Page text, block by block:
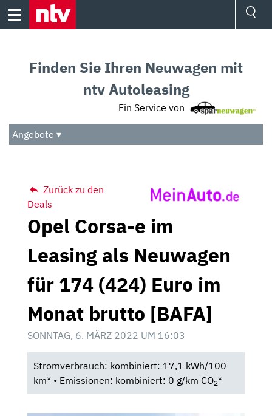
Skip
Audio
Das Beste
Finden Sie Ihren Neuwagen mit
ntv Autoleasing
Ein Service von
Angebote ▾
Zurück zu den
Deals
Opel Corsa-e im
Leasing als Neuwagen
für 174 (424) Euro im
Monat brutto [BAFA]
SONNTAG, 6. MÄRZ 2022 UM 16:03
Stromverbrauch: kombiniert: 17,1 kWh/100
km* • Emissionen: kombiniert: 0 g/km CO2*